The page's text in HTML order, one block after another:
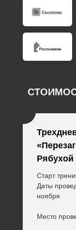
Рябухой
Старт
Даты
ноября
Место